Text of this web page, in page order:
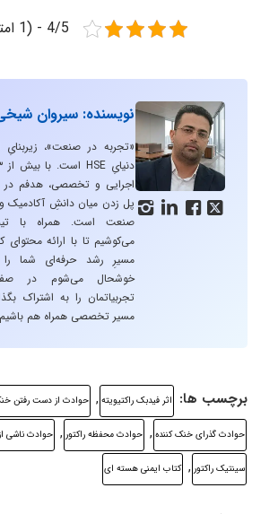
4/5 - (1 امتیاز)
   
نویسنده: سیروان
«تجربه در صنعت»،
اجرایی و تخصصی، هدفم
پل زدن میان دانشِ آکادمیک و
صنعت است. همراه با
می‌کوشیم تا با ارائه محتوای
مسیرِ رشد حرفه‌ای شما را
خوشحال می‌شوم در
تجربیاتمان را به اشتراک
مسیر تخصصی همراه هم
برچسب ها: اثر فیدبک راکتیویته , حوادث از دست رفتن
حوادث گذرای خنک کننده , حوادث محفظه راکتور , حوادث ناشی از
سینتیک راکتور , کتاب ایمنی هسته ای